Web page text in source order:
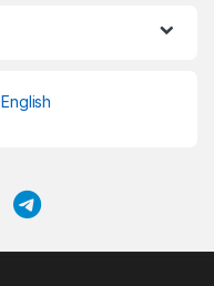
English